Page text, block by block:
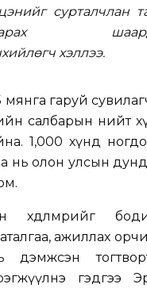
сурталчлан
хэллээ.
гаруй
салбарын нийт
1,000 хүнд
нь олон улсын
хөдөлмөрийг
ажиллах
дэмжсэн
гэдгээ